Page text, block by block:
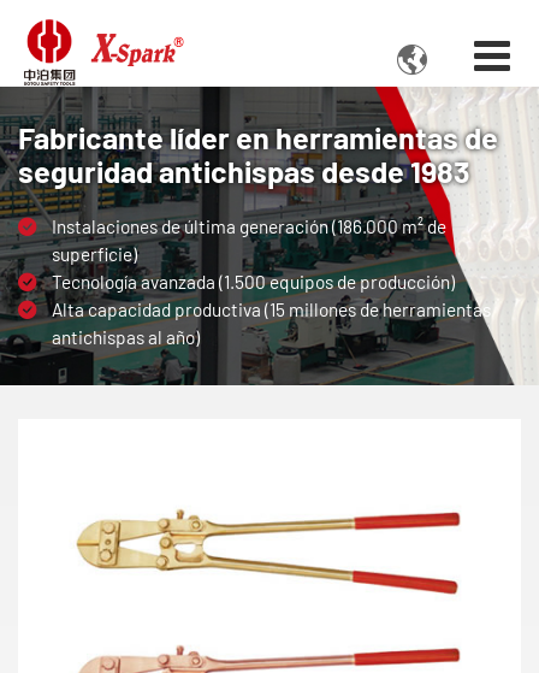

Fabricante líder en herramientas de
seguridad antichispas desde 1983
Instalaciones de última generación (186.000 m² de
superficie)
Tecnología avanzada (1.500 equipos de producción)
Alta capacidad productiva (15 millones de herramientas
antichispas al año)